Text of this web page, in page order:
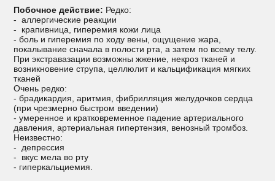
Побочное действие: Редко:
- аллергические реакции
- крапивница, гиперемия кожи лица
- боль и гиперемия по ходу вены, ощущение жара,
покалывание сначала в полости рта, а затем по всему телу.
При экстравазации возможны жжение, некроз тканей и
возникновение струпа, целлюлит и кальцификация мягких
тканей
Очень редко:
- брадикардия, аритмия, фибрилляция желудочков сердца
(при чрезмерно быстром введении)
- умеренное и кратковременное падение артериального
давления, артериальная гипертензия, венозный тромбоз.
Неизвестно:
- депрессия
- вкус мела во рту
- гиперкальциемия.